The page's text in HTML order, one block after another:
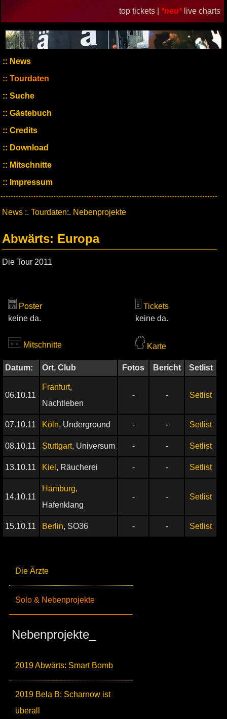
top tickets | *neu* live charts
News
Tourdaten
Suche
Gästebuch
Credits
Download
Mitschnitte
Impressum
Die Ärzte
Solo & Nebenprojekte
Nebenprojekte_
2019 Abwärts: Smart Bomb
2019 Bela B: Scharnow ist
überall
News :. Tourdaten:. Nebenprojekte
Abwärts: Europa
Die Tour 2011
Poster
keine da.
Tickets
keine da.
Mitschnitte Karte
Datum: Ort, Club Fotos Bericht Setlist
06.10.11
Franfurt,
Nachtleben
- - Setlist
07.10.11 Köln, Underground - - Setlist
08.10.11 Stuttgart, Universum - - Setlist
13.10.11 Kiel , Räucherei - - Setlist
14.10.11
Hamburg,
Hafenklang
- - Setlist
15.10.11 Berlin, SO36 - - Setlist